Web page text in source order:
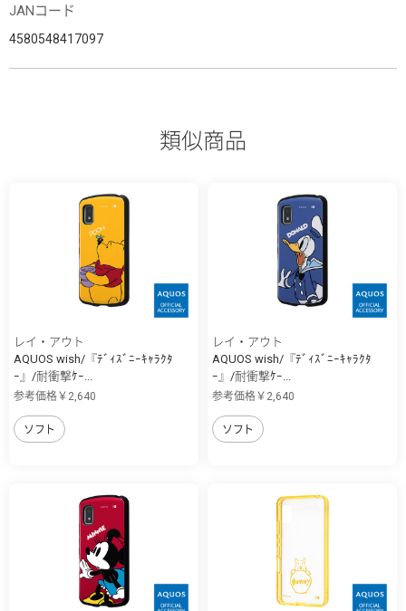
JANコード
4580548417097
類似商品
レイ・アウト
AQUOS wish/『ﾃﾞｨｽﾞﾆｰｷｬﾗｸﾀ
ｰ』/耐衝撃ｹｰ...
参考価格￥2,640
ソフト
レイ・アウト
AQUOS wish/『ﾃﾞｨｽﾞﾆｰｷｬﾗｸﾀ
ｰ』/耐衝撃ｹｰ...
参考価格￥2,640
ソフト